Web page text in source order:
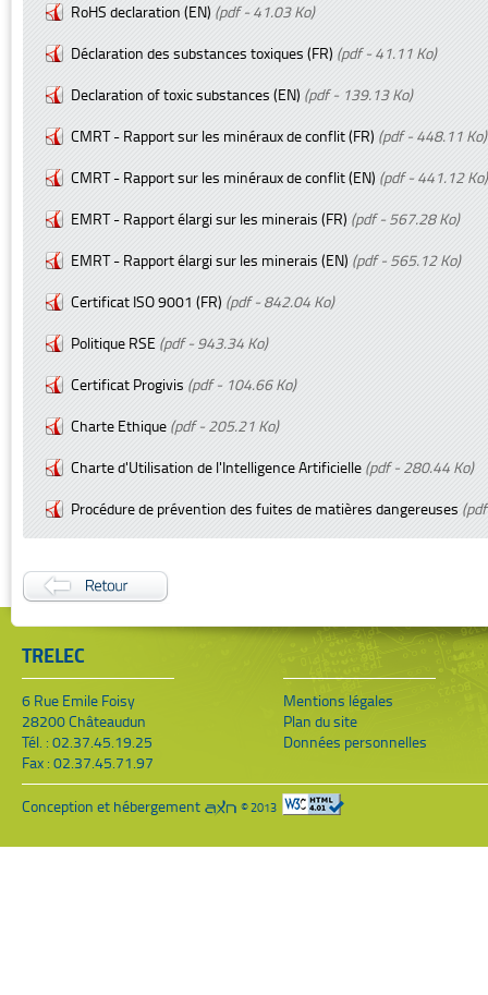
RoHS declaration (EN) (pdf - 41.03 Ko)
Déclaration des substances toxiques (FR) (pdf - 41.11 Ko)
Declaration of toxic substances (EN) (pdf - 139.13 Ko)
CMRT - Rapport sur les minéraux de conflit (FR) (pdf - 448.11 Ko)
CMRT - Rapport sur les minéraux de conflit (EN) (pdf - 441.12 Ko)
EMRT - Rapport élargi sur les minerais (FR) (pdf - 567.28 Ko)
EMRT - Rapport élargi sur les minerais (EN) (pdf - 565.12 Ko)
Certificat ISO 9001 (FR) (pdf - 842.04 Ko)
Politique RSE (pdf - 943.34 Ko)
Certificat Progivis (pdf - 104.66 Ko)
Charte Ethique (pdf - 205.21 Ko)
Charte d'Utilisation de l'Intelligence Artificielle (pdf - 280.44 Ko)
Procédure de prévention des fuites de matières dangereuses
TRELEC
6 Rue Emile Foisy
28200 Châteaudun
Tél. : 02.37.45.19.25
Fax : 02.37.45.71.97
Mentions légales
Plan du site
Données personnelles
Conception et hébergement © 2013